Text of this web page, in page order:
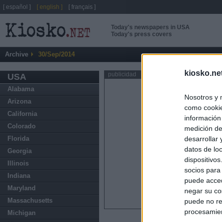
Nosotros y
como
medición
desarrollar
datos de
socios
puede
negar su
puede no
Today's newspapers in USA
Today's press covers
Archive 30/Sep/2014
USA
Alabama
Arizona
California
Colorado
Florida
Georgia
Illinois
Indiana
Maryland
Massachusetts
Michigan
publicidad
[ español ] [ english ] [ français ]